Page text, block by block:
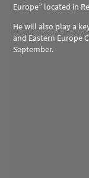
Europe” located in
He will also play a
and Eastern Europe
September.